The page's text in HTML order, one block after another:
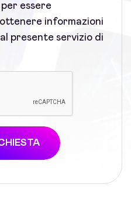
essere
informazioni
presente servizio di